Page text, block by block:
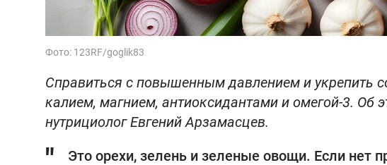
Фото: 123RF/goglik83
Справиться с повышенным давлением и укрепить
калием, магнием, антиоксидантами и омегой-3. Об
нутрициолог Евгений Арзамасцев.
Это орехи, зелень и зеленые овощи. Если нет